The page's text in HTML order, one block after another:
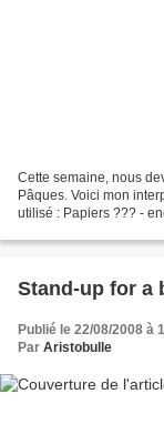
Cette semaine, nous
Pâques. Voici mon
utilisé : Papiers ??? -
Stand-up for a
Publié le 22/08/2008 à
Par Aristobulle